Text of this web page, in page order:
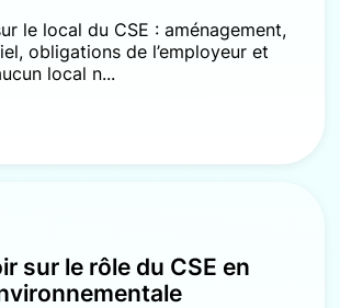
le local du CSE : aménagement,
obligations de l’employeur et
local n...
sur le rôle du CSE en